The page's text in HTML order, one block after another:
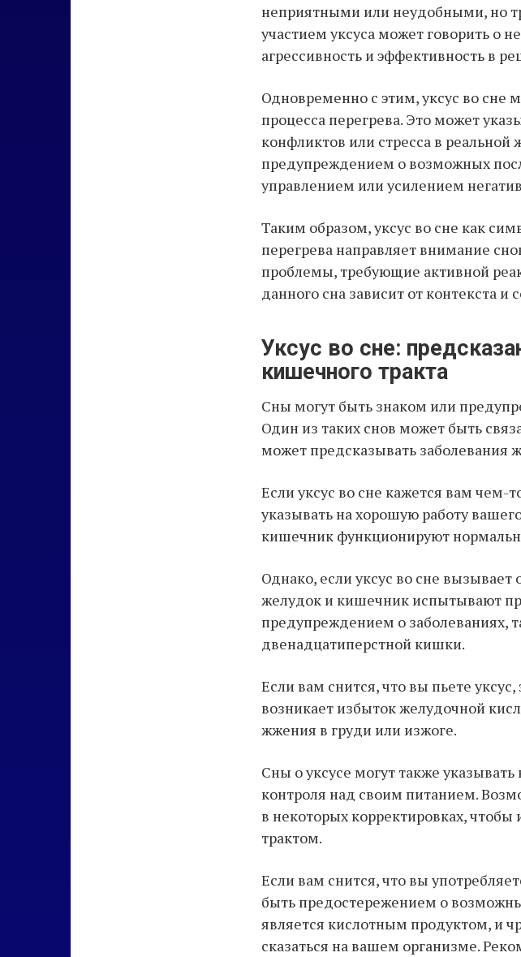
неприятными или неудобными, но
участием уксуса может говорить о
агрессивность и эффективность в
Одновременно с этим, уксус во сне
процесса перегрева. Это может
конфликтов или стресса в
предупреждением о возможных
управлением или усилением
Таким образом, уксус во сне как
перегрева направляет внимание
проблемы, требующие активной
данного сна зависит от контекста
Уксус во сне:
кишечного тракта
Сны могут быть знаком или
Один из таких снов может быть
может предсказывать заболевания
Если уксус во сне кажется вам
указывать на хорошую работу
кишечник функционируют
Однако, если уксус во сне
желудок и кишечник испытывают
предупреждением о заболеваниях,
двенадцатиперстной кишки.
Если вам снится, что вы пьете
возникает избыток желудочной
жжения в груди или изжоге.
Сны о уксусе могут также
контроля над своим питанием.
в некоторых корректировках,
трактом.
Если вам снится, что вы
быть предостережением о
является кислотным продуктом, и
сказаться на вашем организме.